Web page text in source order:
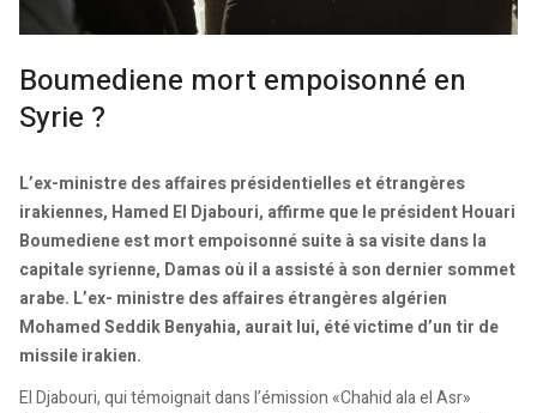
Boumediene mort empoisonné en
Syrie ?
L’ex-ministre des affaires présidentielles et étrangères
irakiennes, Hamed El Djabouri, affirme que le président Houari
Boumediene est mort empoisonné suite à sa visite dans la
capitale syrienne, Damas où il a assisté à son dernier sommet
arabe. L’ex- ministre des affaires étrangères algérien
Mohamed Seddik Benyahia, aurait lui, été victime d’un tir de
missile irakien.
El Djabouri, qui témoignait dans l’émission «Chahid ala el Asr»